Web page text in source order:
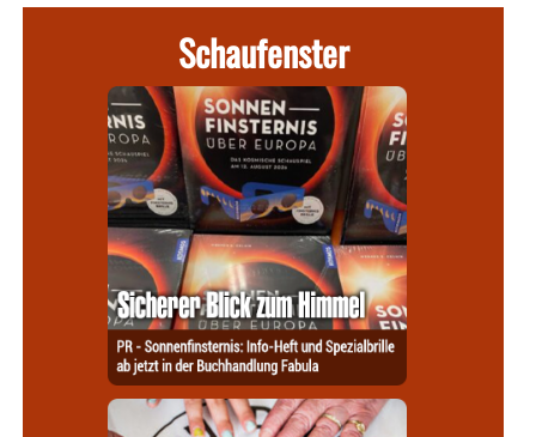
Schaufenster